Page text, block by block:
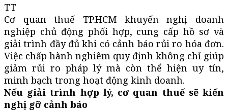
TT
Cơ quan thuế TP.HCM khuyến nghị doanh
nghiệp chủ động phối hợp, cung cấp hồ sơ và
giải trình đầy đủ khi có cảnh báo rủi ro hóa đơn.
Việc chấp hành nghiêm quy định không chỉ giúp
giảm rủi ro pháp lý mà còn thể hiện uy tín,
minh bạch trong hoạt động kinh doanh.
Nếu giải trình hợp lý, cơ quan thuế sẽ kiến
nghị gỡ cảnh báo